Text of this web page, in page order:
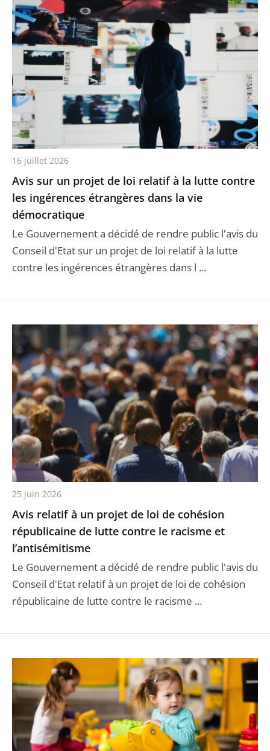
Avis sur un projet de loi relatif à la lutte contre
les ingérences étrangères dans la vie
démocratique
Le Gouvernement a décidé de rendre public l'avis du
Conseil d'Etat sur un projet de loi relatif à la lutte
contre les ingérences étrangères dans l ...
16 juillet 2026
Avis relatif à un projet de loi de cohésion
républicaine de lutte contre le racisme et
l’antisémitisme
Le Gouvernement a décidé de rendre public l'avis du
Conseil d'Etat relatif à un projet de loi de cohésion
républicaine de lutte contre le racisme ...
25 juin 2026